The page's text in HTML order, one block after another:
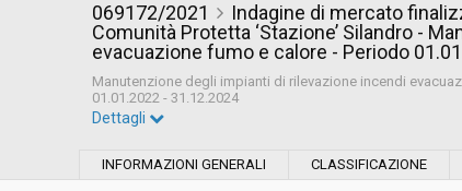
069172/2021
Indagine di mercato
Comunità Protetta ‘Stazione’ Silandro -
evacuazione fumo e calore - Periodo
Manutenzione degli impianti di rilevazione incendi
01.01.2022 - 31.12.2024
Dettagli
INFORMAZIONI GENERALI CLASSIFICAZIONE